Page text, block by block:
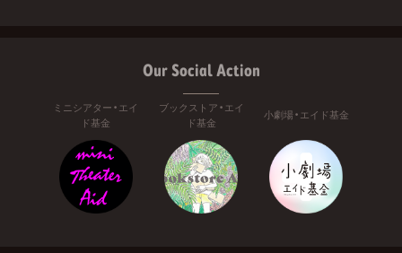
Our Social Action
ミニシアター・エイ
ド基金
ブックストア・エイ
ド基金
小劇場・エイド基金